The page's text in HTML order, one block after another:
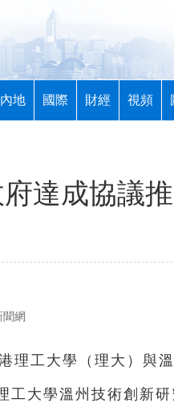
內地 國際 財經 視頻
達成協議
聞網
工大學（理大）與
工大學溫州技術創新